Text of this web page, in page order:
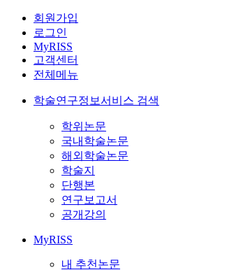
회원가입
로그인
MyRISS
고객센터
전체메뉴
학술연구정보서비스 검색
학위논문
국내학술논문
해외학술논문
학술지
단행본
연구보고서
공개강의
MyRISS
내 추천논문